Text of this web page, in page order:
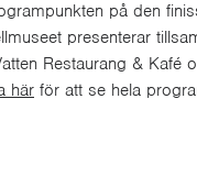
på den
presenterar
Restaurang & Kafé
här för att se hela